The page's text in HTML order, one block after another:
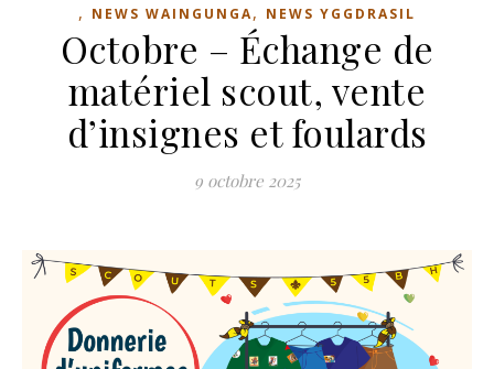
, NEWS WAINGUNGA, NEWS YGGDRASIL
Octobre – Échange de
matériel scout, vente
d’insignes et foulards
9 octobre 2025